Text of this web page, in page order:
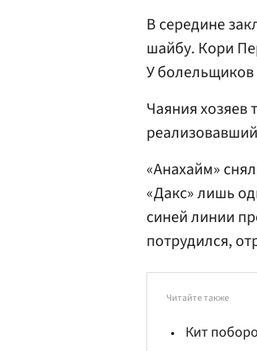
В середине
шайбу. Кори
У болельщиков
Чаяния хозяев
«Анахайм»
«Дакс» лишь
синей линии
потрудился,
Читайте также
Кит